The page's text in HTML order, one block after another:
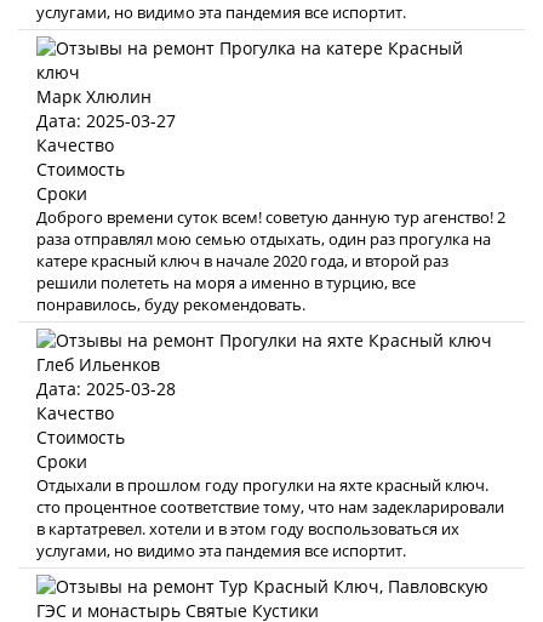
услугами, но видимо эта пандемия все испортит.
Марк Хлюлин
Дата: 2025-03-27
Качество
Стоимость
Сроки
Доброго времени суток всем! советую данную тур агенство! 2
раза отправлял мою семью отдыхать, один раз прогулка на
катере красный ключ в начале 2020 года, и второй раз
решили полететь на моря а именно в турцию, все
понравилось, буду рекомендовать.
Глеб Ильенков
Дата: 2025-03-28
Качество
Стоимость
Сроки
Отдыхали в прошлом году прогулки на яхте красный ключ.
сто процентное соответствие тому, что нам задекларировали
в картатревел. хотели и в этом году воспользоваться их
услугами, но видимо эта пандемия все испортит.